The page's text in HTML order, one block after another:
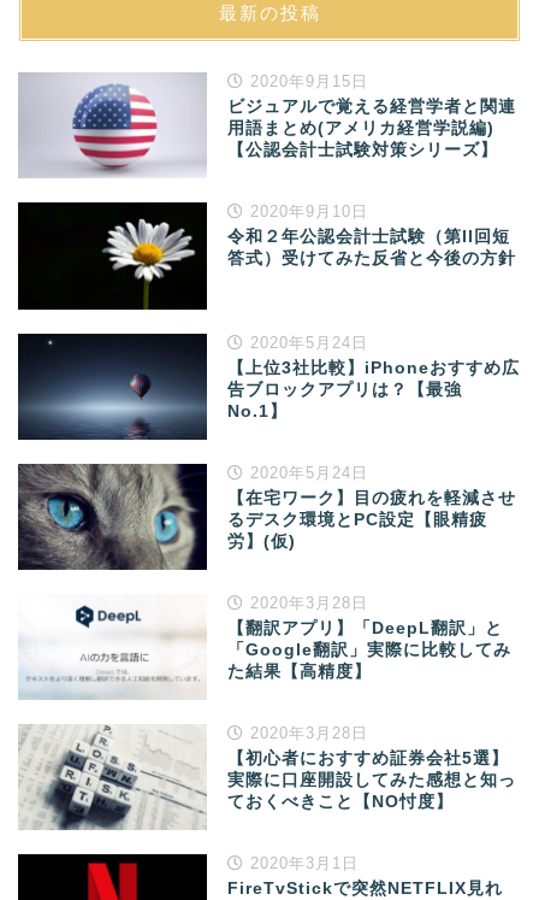
最新の投稿
2020年9月15日
ビジュアルで覚える経営学者と関連
用語まとめ(アメリカ経営学説編)
【公認会計士試験対策シリーズ】
2020年9月10日
令和２年公認会計士試験（第II回短
答式）受けてみた反省と今後の方針
2020年5月24日
【上位3社比較】iPhoneおすすめ広
告ブロックアプリは？【最強
No.1】
2020年5月24日
【在宅ワーク】目の疲れを軽減させ
るデスク環境とPC設定【眼精疲
労】(仮)
2020年3月28日
【翻訳アプリ】「DeepL翻訳」と
「Google翻訳」実際に比較してみ
た結果【高精度】
2020年3月28日
【初心者におすすめ証券会社5選】
実際に口座開設してみた感想と知っ
ておくべきこと【NO忖度】
2020年3月1日
FireTvStickで突然NETFLIX見れ